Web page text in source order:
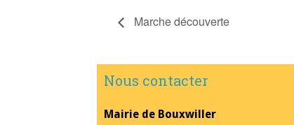
Marche découverte
Nous contacter
Mairie de Bouxwiller